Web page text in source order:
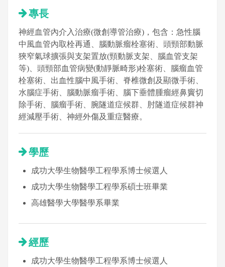
專長
神經血管內介入治療(微創導管治療)，包含：急性腦
中風血管內取栓再通、腦動脈瘤栓塞術、頭頸部動脈
狹窄氣球擴張與支架置放(頸動脈支架、腦血管支架
等)、頭頸部血管病變(動靜脈畸形)栓塞術、腦瘤血管
栓塞術、出血性腦中風手術、脊椎微創及顯微手術、
水腦症手術、腦動脈瘤手術、腦下垂體腫瘤經鼻竇切
除手術、腦瘤手術、腕隧道症候群、肘隧道症候群神
經減壓手術、神經外傷及重症醫療。
學歷
成功大學生物醫學工程學系博士候選人
成功大學生物醫學工程學系碩士班畢業
高雄醫學大學醫學系畢業
經歷
成功大學生物醫學工程學系博士候選人